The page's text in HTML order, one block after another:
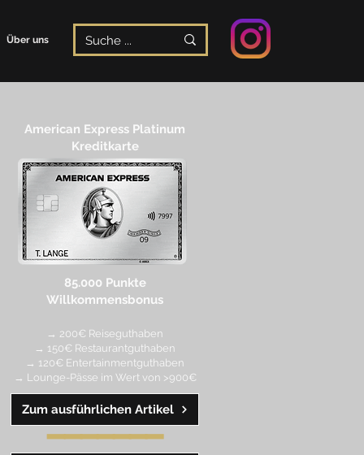
Über uns
American Express Platinum
Kreditkarte
85.000 Punkte
Willkommensbonus
→ 200€ Reiseguthaben
→ 150€ Restaurantguthaben
→ 120€ Entertainmentguthaben
→ Lounge-Pässe im Wert von >900€
━━━━━━━
Zum ausführlichen Artikel